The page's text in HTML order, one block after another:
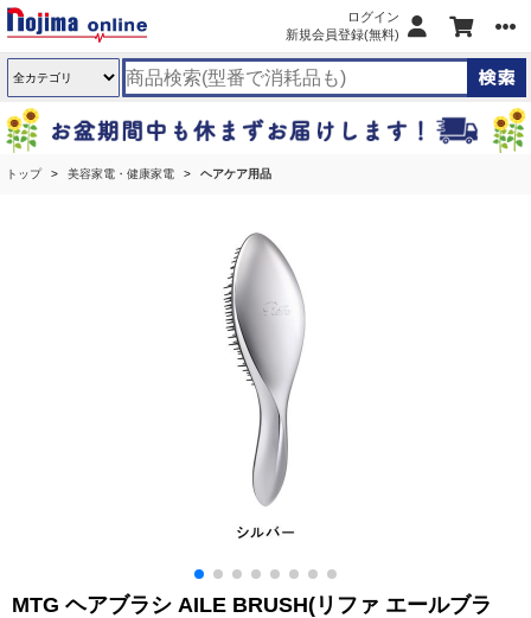
ログイン
新規会員登録(無料)
トップ 美容家電・健康家電 ヘアケア用品
MTG ヘアブラシ AILE BRUSH(リファ エールブラ